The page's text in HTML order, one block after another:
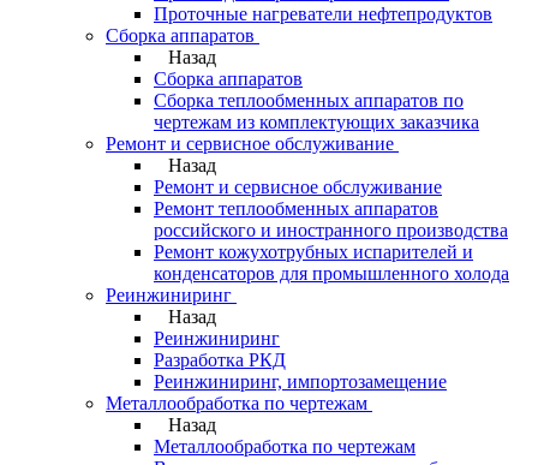
Проточные нагреватели нефтепродуктов
Сборка аппаратов
Назад
Сборка аппаратов
Сборка теплообменных аппаратов по
чертежам из комплектующих заказчика
Ремонт и сервисное обслуживание
Назад
Ремонт и сервисное обслуживание
Ремонт теплообменных аппаратов
российского и иностранного производства
Ремонт кожухотрубных испарителей и
конденсаторов для промышленного холода
Реинжиниринг
Назад
Реинжиниринг
Разработка РКД
Реинжиниринг, импортозамещение
Металлообработка по чертежам
Назад
Металлообработка по чертежам